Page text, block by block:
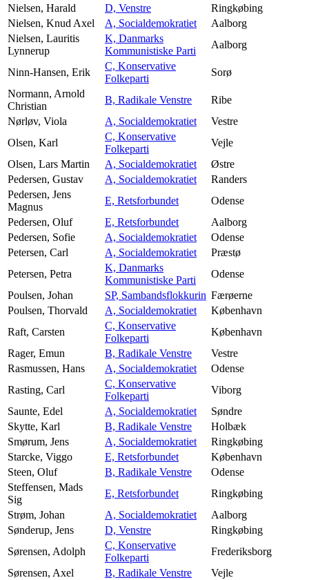
Nielsen, Harald
D, Venstre
Ringkøbing
Nielsen, Knud Axel
A, Socialdemokratiet
Aalborg
Nielsen, Lauritis
Lynnerup
K, Danmarks
Kommunistiske Parti
Aalborg
Ninn-Hansen, Erik
C, Konservative
Folkeparti
Sorø
Normann, Arnold
Christian
B, Radikale Venstre
Ribe
Nørløv, Viola
A, Socialdemokratiet
Vestre
Olsen, Karl
C, Konservative
Folkeparti
Vejle
Olsen, Lars Martin
A, Socialdemokratiet
Østre
Pedersen, Gustav
A, Socialdemokratiet
Randers
Pedersen, Jens
Magnus
E, Retsforbundet
Odense
Pedersen, Oluf
E, Retsforbundet
Aalborg
Pedersen, Sofie
A, Socialdemokratiet
Odense
Petersen, Carl
A, Socialdemokratiet
Præstø
Petersen, Petra
K, Danmarks
Kommunistiske Parti
Odense
Poulsen, Johan
SP, Sambandsflokkurin Færøerne
Poulsen, Thorvald
A, Socialdemokratiet
København
Raft, Carsten
C, Konservative
Folkeparti
København
Rager, Emun
B, Radikale Venstre
Vestre
Rasmussen, Hans
A, Socialdemokratiet
Odense
Rasting, Carl
C, Konservative
Folkeparti
Viborg
Saunte, Edel
A, Socialdemokratiet
Søndre
Skytte, Karl
B, Radikale Venstre
Holbæk
Smørum, Jens
A, Socialdemokratiet
Ringkøbing
Starcke, Viggo
E, Retsforbundet
København
Steen, Oluf
B, Radikale Venstre
Odense
Steffensen, Mads
Sig
E, Retsforbundet
Ringkøbing
Strøm, Johan
A, Socialdemokratiet
Aalborg
Sønderup, Jens
D, Venstre
Ringkøbing
Sørensen, Adolph
C, Konservative
Folkeparti
Frederiksborg
Sørensen, Axel
B, Radikale Venstre
Vejle